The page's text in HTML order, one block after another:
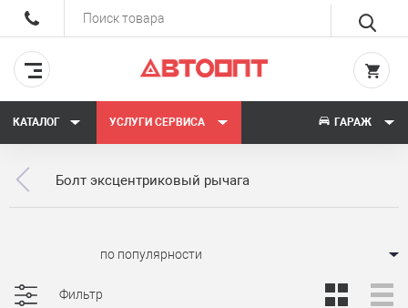
КАТАЛОГ УСЛУГИ СЕРВИСА ГАРАЖ
Болт эксцентриковый рычага
Фильтр